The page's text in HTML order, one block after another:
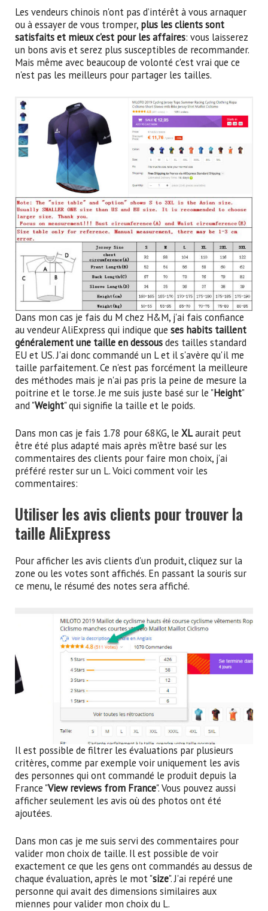
Les vendeurs chinois n'ont pas d’intérêt à vous arnaquer
ou à essayer de vous tromper, plus les clients sont
satisfaits et mieux c'est pour les affaires: vous laisserez
un bons avis et serez plus susceptibles de recommander.
Mais même avec beaucoup de volonté c'est vrai que ce
n'est pas les meilleurs pour partager les tailles.
Dans mon cas je fais du M chez H&M, j'ai fais confiance
au vendeur AliExpress qui indique queses habits taillent
généralement une taille en dessousdes tailles standard
EU et US. J'ai donc commandé un L et il s'avère qu'il me
taille parfaitement. Ce n'est pas forcément la meilleure
des méthodes mais je n'ai pas pris la peine de mesure la
poitrine et le torse. Je me suis juste basé sur le "Height"
and "Weight" qui signifie la taille et le poids.
Dans mon cas je fais 1.78 pour 68KG, leXLaurait peut
être été plus adapté mais après m'être basé sur les
commentaires des clients pour faire mon choix, j'ai
préféré rester sur un L. Voici comment voir les
commentaires:
Utiliser les avis clients pour trouver la
taille AliExpress
Pour afficher les avis clients d'un produit, cliquez sur la
zone ou les votes sont affichés. En passant la souris sur
ce menu, le résumé des notes sera affiché.
Il est possible de filtrer les évaluations par plusieurs
critères, comme par exemple voir uniquement les avis
des personnes qui ont commandé le produit depuis la
France "View reviews from France". Vous pouvez aussi
afficher seulement les avis où des photos ont été
ajoutées.
Dans mon cas je me suis servi des commentaires pour
valider mon choix de taille. Il est possible de voir
exactement ce que les gens ont commandés au dessus de
chaque évaluation, après le mot "size". J'ai repéré une
personne qui avait des dimensions similaires aux
miennes pour valider mon choix du L.